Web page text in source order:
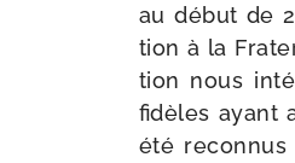
au début de
tion à la
tion nous
fidèles ayant
été